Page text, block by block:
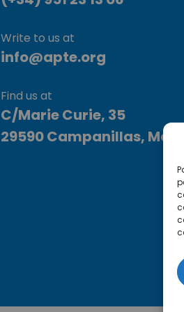
Write to us at
info@apte.org
Find us at
C/Marie Curie, 35
29590 Campanillas,